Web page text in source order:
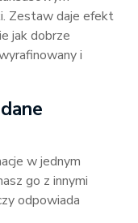
Zestaw daje efekt
jak dobrze
i
w jednym
go z innymi
odpowiada